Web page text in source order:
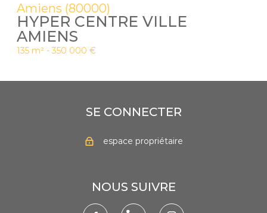
Amiens (80000)
HYPER CENTRE VILLE
AMIENS
135 m² - 350 000 €
SE CONNECTER
espace propriétaire
NOUS SUIVRE